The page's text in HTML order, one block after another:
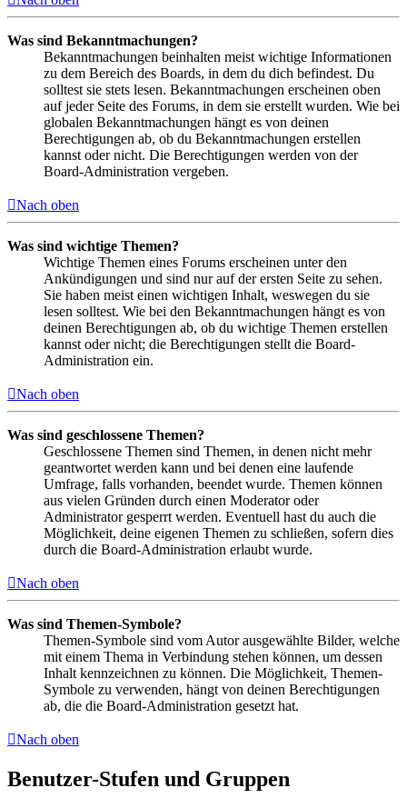
Was sind Bekanntmachungen?
Bekanntmachungen beinhalten meist wichtige Informationen
zu dem Bereich des Boards, in dem du dich befindest. Du
solltest sie stets lesen. Bekanntmachungen erscheinen oben
auf jeder Seite des Forums, in dem sie erstellt wurden. Wie bei
globalen Bekanntmachungen hängt es von deinen
Berechtigungen ab, ob du Bekanntmachungen erstellen
kannst oder nicht. Die Berechtigungen werden von der
Board-Administration vergeben.
Nach oben
Was sind wichtige Themen?
Wichtige Themen eines Forums erscheinen unter den
Ankündigungen und sind nur auf der ersten Seite zu sehen.
Sie haben meist einen wichtigen Inhalt, weswegen du sie
lesen solltest. Wie bei den Bekanntmachungen hängt es von
deinen Berechtigungen ab, ob du wichtige Themen erstellen
kannst oder nicht; die Berechtigungen stellt die Board-
Administration ein.
Nach oben
Was sind geschlossene Themen?
Geschlossene Themen sind Themen, in denen nicht mehr
geantwortet werden kann und bei denen eine laufende
Umfrage, falls vorhanden, beendet wurde. Themen können
aus vielen Gründen durch einen Moderator oder
Administrator gesperrt werden. Eventuell hast du auch die
Möglichkeit, deine eigenen Themen zu schließen, sofern dies
durch die Board-Administration erlaubt wurde.
Nach oben
Was sind Themen-Symbole?
Themen-Symbole sind vom Autor ausgewählte Bilder, welche
mit einem Thema in Verbindung stehen können, um dessen
Inhalt kennzeichnen zu können. Die Möglichkeit, Themen-
Symbole zu verwenden, hängt von deinen Berechtigungen
ab, die die Board-Administration gesetzt hat.
Nach oben
Benutzer-Stufen und Gruppen